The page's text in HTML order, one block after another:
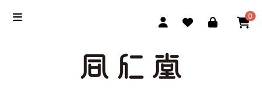
0